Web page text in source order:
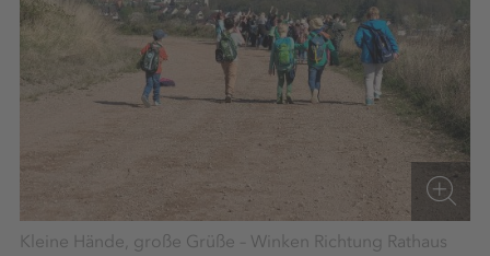
Kleine Hände, große Grüße – Winken Richtung Rathaus